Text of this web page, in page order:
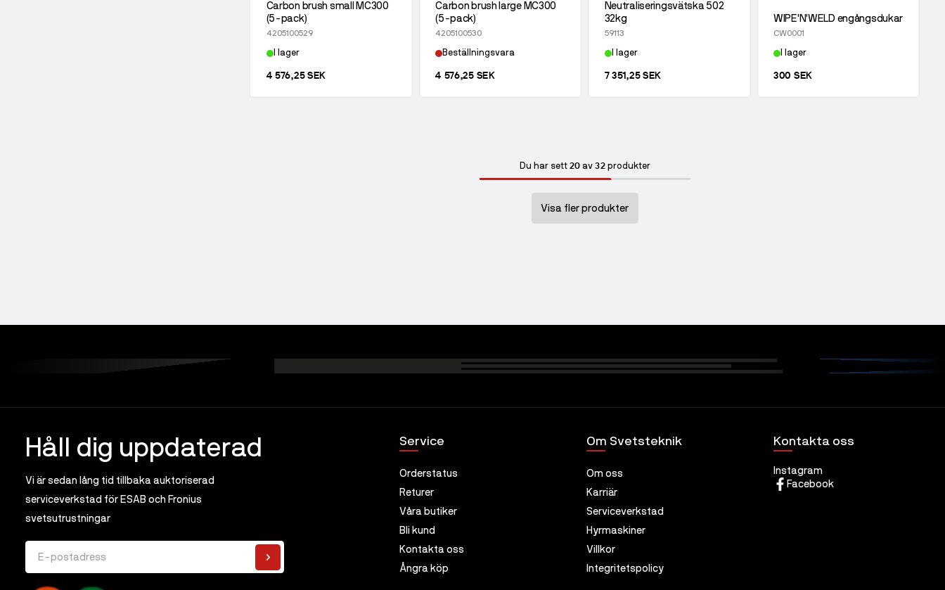
Carbon brush small MC300
(5-pack)
4205100529
I lager
4 576,25 SEK
Carbon brush large MC300
(5-pack)
4205100530
Beställningsvara
4 576,25 SEK
Neutraliseringsvätska 502
32kg
59113
I lager
7 351,25 SEK
WIPE'N'WELD engångsdukar
CW0001
I lager
300 SEK
Du har sett 20 av 32 produkter
Visa fler produkter
Håll dig uppdaterad
Vi är sedan lång tid tillbaka auktoriserad
serviceverkstad för ESAB och Fronius
svetsutrustningar
E-postadress
Service
Orderstatus
Returer
Våra butiker
Bli kund
Kontakta oss
Ångra köp
Om Svetsteknik
Om oss
Karriär
Serviceverkstad
Hyrmaskiner
Villkor
Integritetspolicy
Kontakta oss
Instagram
Facebook